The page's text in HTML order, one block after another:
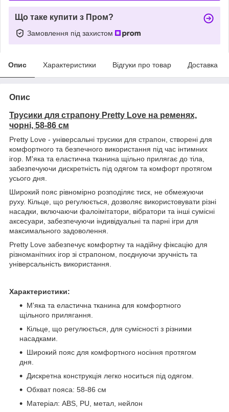
Що таке купити з Пром?
Замовлення під захистом
Опис Характеристики Відгуки про товар Доставка
Опис
Трусики для страпону Pretty Love на ременях,
чорні, 58-86 см
Pretty Love - універсальні трусики для страпон, створені для
комфортного та безпечного використання під час інтимних
ігор. М'яка та еластична тканина щільно прилягає до тіла,
забезпечуючи дискретність під одягом та комфорт протягом
усього дня.
Широкий пояс рівномірно розподіляє тиск, не обмежуючи
руху. Кільце, що регулюється, дозволяє використовувати різні
насадки, включаючи фалоімітатори, вібратори та інші сумісні
аксесуари, забезпечуючи індивідуальні та парні ігри для
максимального задоволення.
Pretty Love забезпечує комфортну та надійну фіксацію для
різноманітних ігор зі страпоном, поєднуючи зручність та
універсальність використання.
Характеристики:
М'яка та еластична тканина для комфортного
щільного прилягання.
Кільце, що регулюється, для сумісності з різними
насадками.
Широкий пояс для комфортного носіння протягом
дня.
Дискретна конструкція легко носиться під одягом.
Обхват пояса: 58-86 см
Матеріал: ABS, PU, метал, нейлон